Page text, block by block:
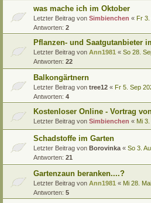
was mache ich im Oktober
Letzter Beitrag von Simbienchen « Fr
Antworten: 2
Pflanzen- und Saatgutanbieter
Letzter Beitrag von Ann1981 « So 28.
Antworten: 22
Balkongärtnern
Letzter Beitrag von tree12 « Fr 5. Sep
Antworten: 4
Kostenloser Online - Vortrag
Letzter Beitrag von Simbienchen « Mi
Schadstoffe im Garten
Letzter Beitrag von Borovinka « So 3.
Antworten: 21
Gartenzaun beranken....?
Letzter Beitrag von Ann1981 « Mi 28.
Antworten: 5